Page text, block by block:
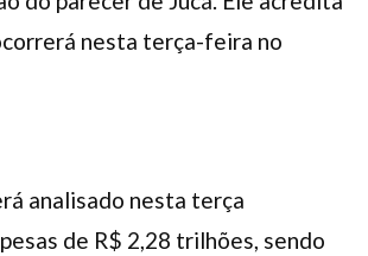
nesta terça-feira no
analisado nesta terça
de R$ 2,28 trilhões, sendo